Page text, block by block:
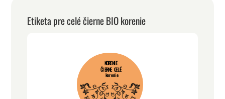
Etiketa pre celé čierne BIO korenie
KORENIE
ČIERNE CELÉ
korenie